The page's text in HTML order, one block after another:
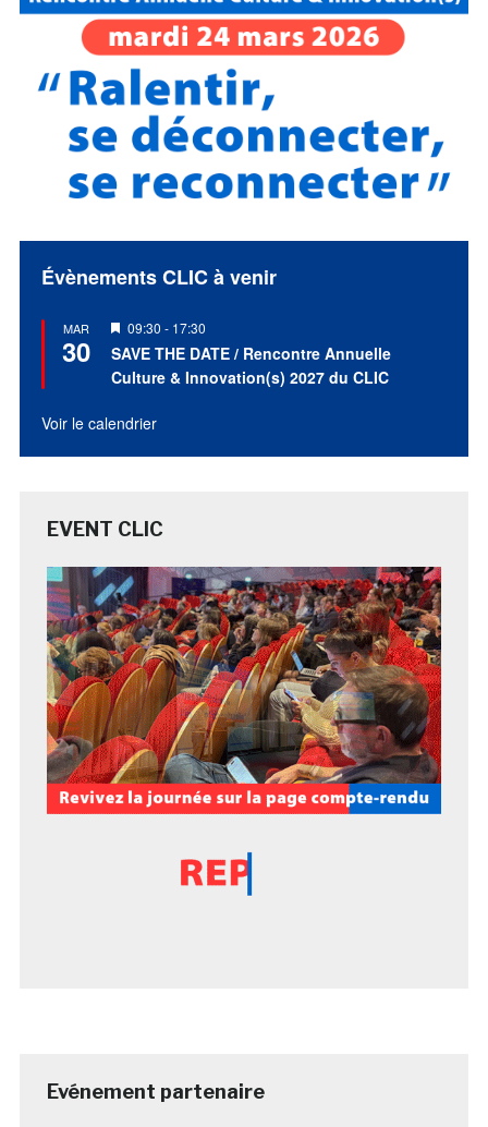
Évènements CLIC à venir
MAR
30
Mis
en
avant
09:30 - 17:30
SAVE THE DATE / Rencontre Annuelle
Culture & Innovation(s) 2027 du CLIC
Voir le calendrier
EVENT CLIC
Evénement partenaire